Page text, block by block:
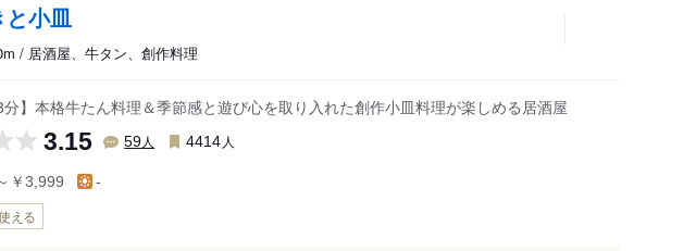
と小皿
/ 居酒屋、牛タン、創作料理
分】本格牛たん料理＆季節感と遊び心を取り入れた創作小皿料理が楽しめる居酒屋
3.15 59人 4414 人
￥3,999 -
える